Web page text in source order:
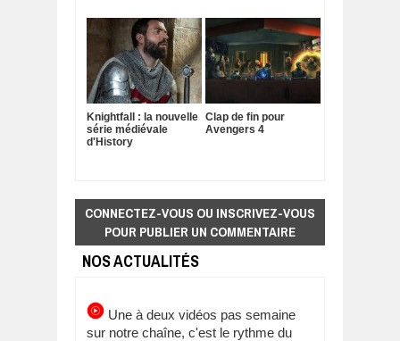
Knightfall : la nouvelle
série médiévale
d'History
Clap de fin pour
Avengers 4
CONNECTEZ-VOUS OU INSCRIVEZ-VOUS
POUR PUBLIER UN COMMENTAIRE
NOS ACTUALITÉS
Une à deux vidéos pas semaine
sur notre chaîne, c'est le rythme du